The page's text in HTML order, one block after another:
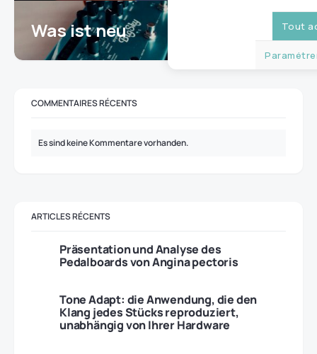
Was ist neu
COMMENTAIRES RÉCENTS
Es sind keine Kommentare vorhanden.
ARTICLES RÉCENTS
Präsentation und Analyse des
Pedalboards von Angina pectoris
Tone Adapt: die Anwendung, die den
Klang jedes Stücks reproduziert,
unabhängig von Ihrer Hardware
Tout